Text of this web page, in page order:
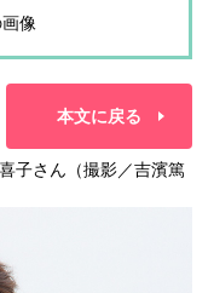
像
本文に戻る
子さん（撮影／吉濱篤